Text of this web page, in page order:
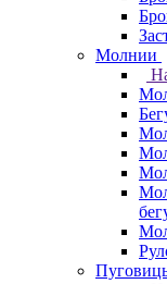
Молнии